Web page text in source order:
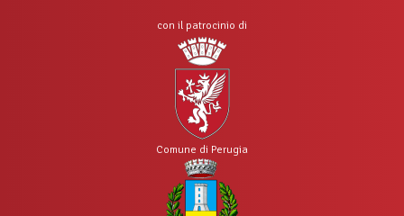
con il patrocinio di
Comune di Perugia